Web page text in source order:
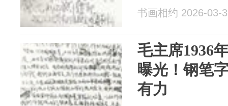
书画相约 2026-03-
毛主席1936
曝光！钢笔
有力